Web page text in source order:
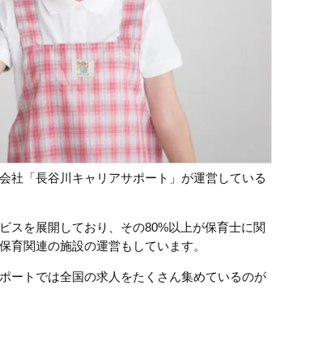
社「長谷川キャリアサポート」が運営している
スを展開しており、その80%以上が保育士に関
育関連の施設の運営もしています。
ートでは全国の求人をたくさん集めているのが